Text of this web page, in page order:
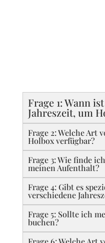
Frage 1: Wann
Jahreszeit, um
Frage 2: Welche Art
Holbox verfügbar?
Frage 3: Wie finde
meinen Aufenthalt?
Frage 4: Gibt es
verschiedene
Frage 5: Sollte ich
buchen?